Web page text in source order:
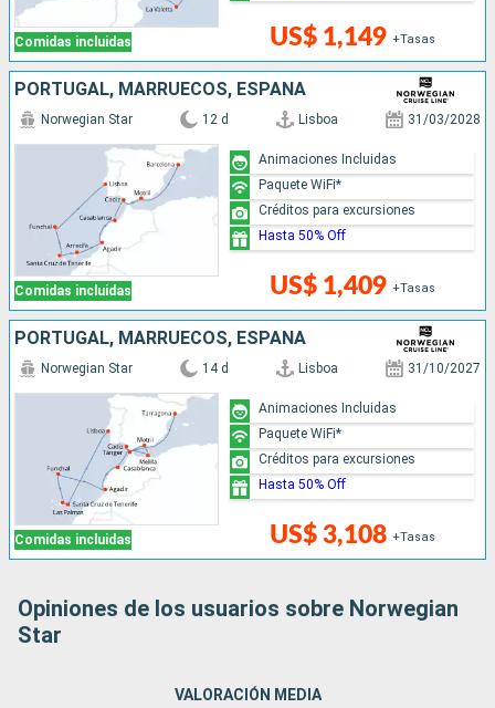
Comidas incluidas US$ 1,149 +Tasas
PORTUGAL, MARRUECOS, ESPAÑA
Comidas incluidas
Norwegian Star 12 d Lisboa 31/03/2028
US$ 1,409 +Tasas
Animaciones Incluidas
Paquete WiFi*
Créditos para excursiones
Hasta 50% Off
PORTUGAL, MARRUECOS, ESPAÑA
Comidas incluidas
Norwegian Star 14 d Lisboa 31/10/2027
US$ 3,108 +Tasas
Animaciones Incluidas
Paquete WiFi*
Créditos para excursiones
Hasta 50% Off
Opiniones de los usuarios sobre Norwegian
Star
VALORACIÓN MEDIA